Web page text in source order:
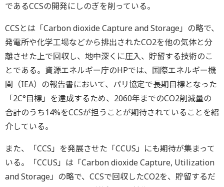
であるCCSの開発にしのぎを削っている。
CCSとは「Carbon dioxide Capture and Storage」の略で、
発電所や化学工場などから排出されたCO2を他の気体と分
離させた上で回収し、地中深くに圧入、貯留する技術のこ
とである。資源エネルギー庁のHPでは、国際エネルギー機
関（IEA）の報告書において、パリ協定で長期目標となった
「2C°目標」を達成するため、2060年までのCO2削減量の
合計のうち14%をCCSが担うことが期待されていることを紹
介している。
また、「CCS」を発展させた「CCUS」にも期待が集まって
いる。「CCUS」は「Carbon dioxide Capture, Utilization
and Storage」の略で、CCSで回収したCO2を、貯留するだ